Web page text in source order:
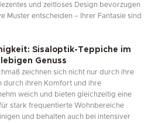
und zeitloses Design bevorzugen
Muster entscheiden – Ihrer Fantasie sind
Sisaloptik-Teppiche im
Genuss
zeichnen sich nicht nur durch ihre
durch ihren Komfort und ihre
weich und bieten gleichzeitig eine
stark frequentierte Wohnbereiche
und behalten auch bei intensiver